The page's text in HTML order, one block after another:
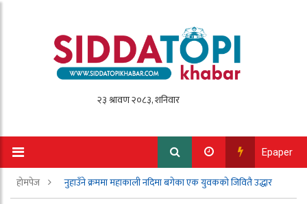
Epaper
होमपेज नुहाउँने क्रममा महाकाली नदिमा बगेका एक युवकको जिवितै उद्धार